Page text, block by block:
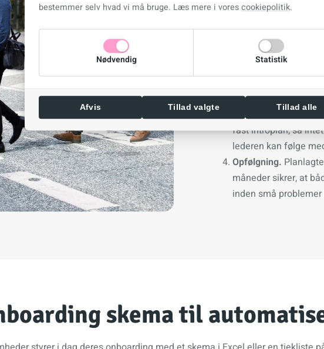
Preboarding - fra
praktiske
den nye
information om
der starter en ny.
De første uger.
fast introplan, så
lederen kan følge
Opfølgning.
måneder sikrer, at
inden små
skema til
bestemmer selv hvad vi må bruge. Læs mere i vorescookiepolitik.
Nødvendig Statistik
Afvis Tillad valgte Tillad alle